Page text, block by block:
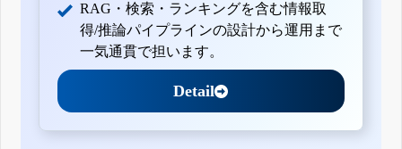
RAG・検索・ランキングを含む情報取
得/推論パイプラインの設計から運用まで
一気通貫で担います。
Detail